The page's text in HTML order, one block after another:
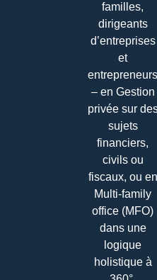
familles,
dirigeants
d’entreprises
et
entrepreneurs
– en Gestion
privée sur
sujets
financiers,
civils ou
fiscaux, ou en
Multi-family
office (MFO)
dans une
logique
holistique à